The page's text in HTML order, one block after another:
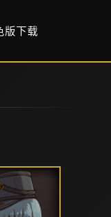
版下载